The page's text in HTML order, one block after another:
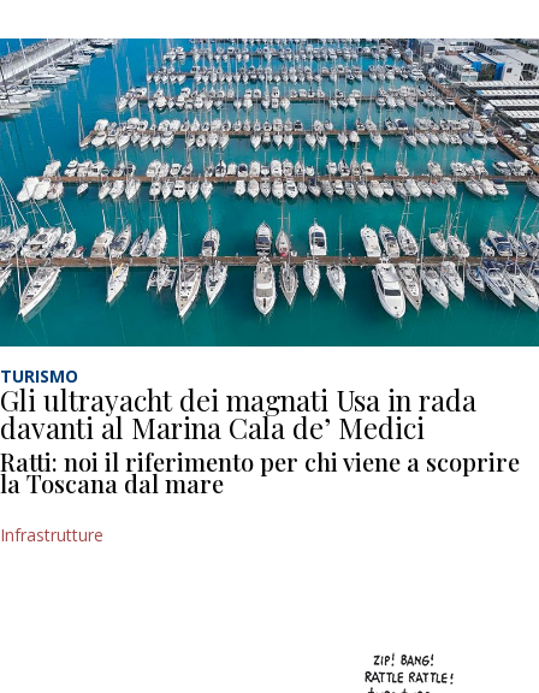
TURISMO
Gli ultrayacht dei magnati Usa in rada
davanti al Marina Cala de’ Medici
Ratti: noi il riferimento per chi viene a scoprire
la Toscana dal mare
Infrastrutture